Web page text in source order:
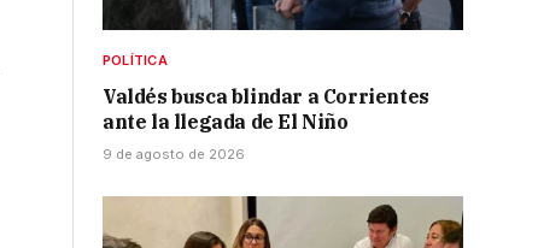
POLÍTICA
Valdés busca blindar a Corrientes
ante la llegada de El Niño
9 de agosto de 2026